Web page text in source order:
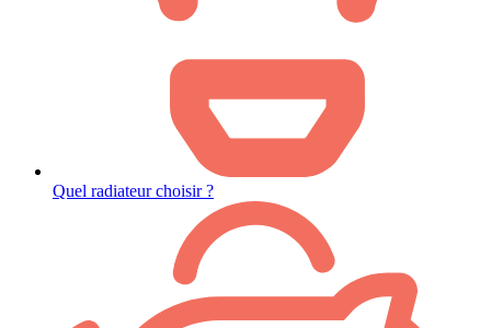
Quel radiateur choisir ?